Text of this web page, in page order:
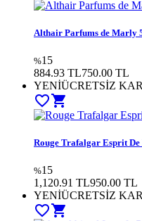
Althair Parfums de Marly
%15
884.93 TL750.00 TL
YENİÜCRETSİZ
favorite_bordershopping_cart
Rouge Trafalgar Esprit
%15
1,120.91 TL950.00 TL
YENİÜCRETSİZ
favorite_border shopping_cart